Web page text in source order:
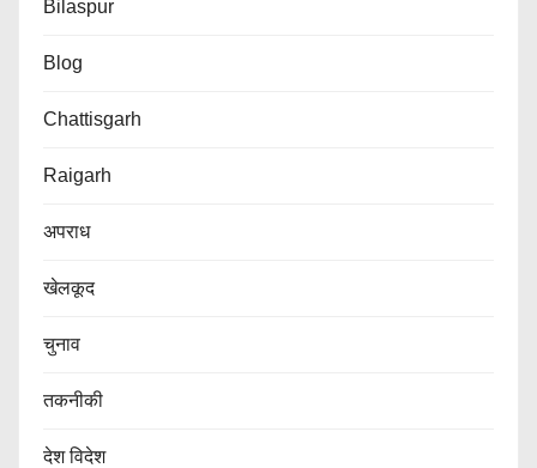
Bilaspur
Blog
Chattisgarh
Raigarh
अपराध
खेलकूद
चुनाव
तकनीकी
देश विदेश